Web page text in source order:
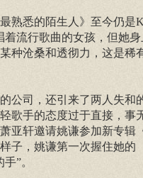
熟悉的陌生人》至今仍是
着流行歌曲的女孩，但她身
种沧桑和透彻力，这是稀
公司，还引来了两人失和
歌手的态度过于直接，事
亚轩邀请姚谦参加新专辑
子，姚谦第一次握住她的
”。